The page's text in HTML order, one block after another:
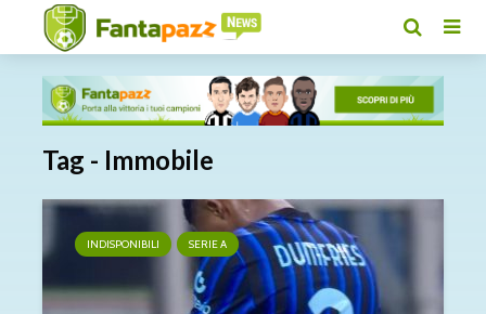
Tag - Immobile
INDISPONIBILI SERIE A